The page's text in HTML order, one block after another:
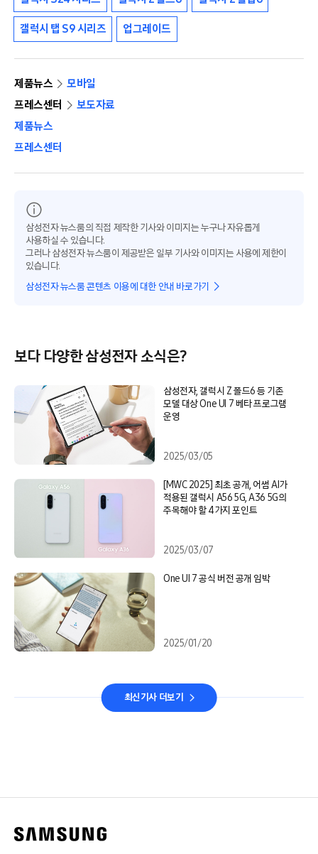
갤럭시 탭 S9 시리즈 업그레이드
제품뉴스
모바일
프레스센터
보도자료
제품뉴스
프레스센터
삼성전자 뉴스룸의 직접 제작한 기사와 이미지는 누구나 자유롭게
사용하실 수 있습니다.
그러나 삼성전자 뉴스룸이 제공받은 일부 기사와 이미지는 사용에 제한이
있습니다.
삼성전자 뉴스룸 콘텐츠 이용에 대한 안내 바로가기
보다 다양한 삼성전자 소식은?
삼성전자, 갤럭시 Z 폴드6 등 기존
모델 대상 One UI 7 베타 프로그램
운영
2025/03/05
[MWC 2025] 최초 공개, 어썸 AI가
적용된 갤럭시 A56 5G, A36 5G의
주목해야 할 4가지 포인트
2025/03/07
One UI 7 공식 버전 공개 임박
2025/01/20
최신기사 더보기